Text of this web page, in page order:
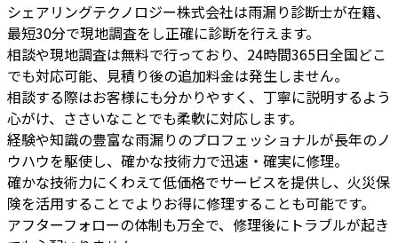
シェアリングテクノロジー株式会社は雨漏り診断士が在籍、
最短30分で現地調査をし正確に診断を行えます。
相談や現地調査は無料で行っており、24時間365日全国どこ
でも対応可能、見積り後の追加料金は発生しません。
相談する際はお客様にも分かりやすく、丁寧に説明するよう
心がけ、ささいなことでも柔軟に対応します。
経験や知識の豊富な雨漏りのプロフェッショナルが長年のノ
ウハウを駆使し、確かな技術力で迅速・確実に修理。
確かな技術力にくわえて低価格でサービスを提供し、火災保
険を活用することでよりお得に修理することも可能です。
アフターフォローの体制も万全で、修理後にトラブルが起き